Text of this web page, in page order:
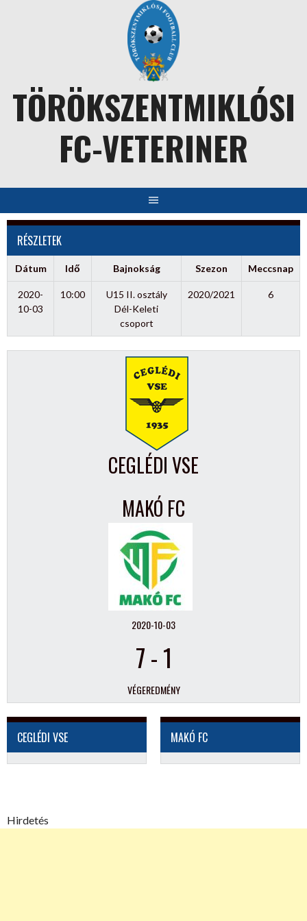
TÖRÖKSZENTMIKLÓSI
FC-VETERINER
RÉSZLETEK
Dátum Idő Bajnokság Szezon Meccsnap
2020-
10-03
10:00
U15 II. osztály
Dél-Keleti
csoport
2020/2021 6
CEGLÉDI VSE
MAKÓ FC
2020-10-03
7-1
VÉGEREDMÉNY
CEGLÉDI VSE MAKÓ FC
Hirdetés